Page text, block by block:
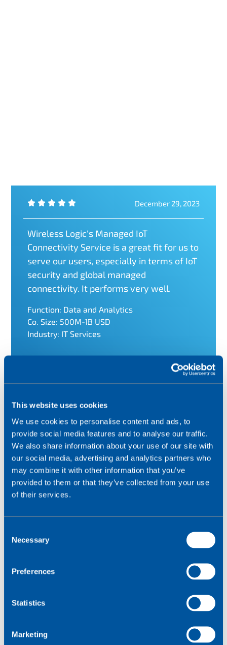
This website uses cookies
We use cookies to personalise content and ads, to
provide social media features and to analyse our traffic.
We also share information about your use of our site with
our social media, advertising and analytics partners who
may combine it with other information that you’ve
provided to them or that they’ve collected from your use
of their services.
Necessary
Preferences
Statistics
Marketing
December 29, 2023
Wireless Logic's Managed IoT
Connectivity Service is a great fit for us to
serve our users, especially in terms of IoT
security and global managed
connectivity. It performs very well.
Function: Data and Analytics
Co. Size: 500M-1B USD
Industry: IT Services